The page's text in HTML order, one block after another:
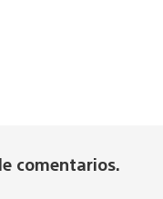
comentarios.